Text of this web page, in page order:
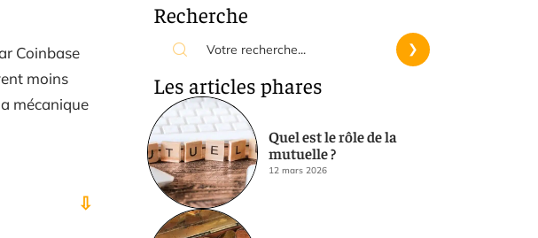
Coinbase
moins
mécanique
Recherche
Les articles phares
Quel est le rôle de la
mutuelle ?
12 mars 2026